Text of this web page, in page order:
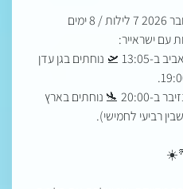
עם ישראייר:
o הלוך (7.10): ממריאים מתל אביב ב-13:05 🛫 נוחתים בגן עדן
o חזור (14.10): ממריאים מזנזיבר ב-20:00 🛬 נוחתים בארץ